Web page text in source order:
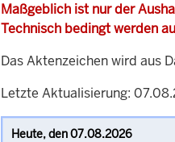
Maßgeblich ist nur der
Technisch bedingt werden
Das Aktenzeichen wird aus
Letzte Aktualisierung: